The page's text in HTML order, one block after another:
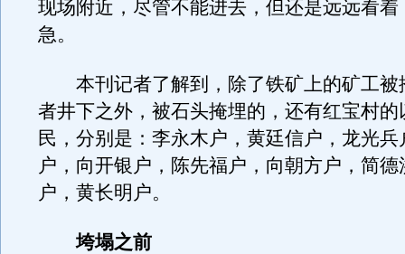
现场附近，尽管不能进去，但还是远远看着
急。
本刊记者了解到，除了铁矿上的矿工被
者井下之外，被石头掩埋的，还有红宝村的
民，分别是：李永木户，黄廷信户，龙光兵
户，向开银户，陈先福户，向朝方户，简
户，黄长明户。
垮塌之前